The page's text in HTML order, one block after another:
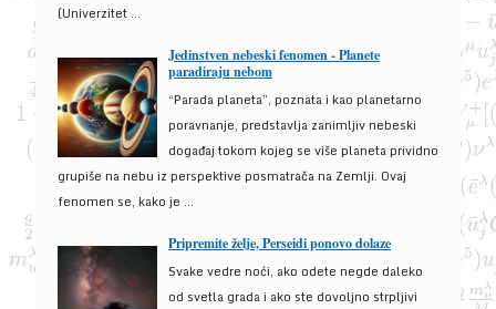
(Univerzitet ...
Jedinstven nebeski fenomen - Planete
paradiraju nebom
“Parada planeta”, poznata i kao planetarno
poravnanje, predstavlja zanimljiv nebeski
događaj tokom kojeg se više planeta prividno
grupiše na nebu iz perspektive posmatrača na Zemlji. Ovaj
fenomen se, kako je ...
Pripremite želje, Perseidi ponovo dolaze
Svake vedre noći, ako odete negde daleko
od svetla grada i ako ste dovoljno strpljivi